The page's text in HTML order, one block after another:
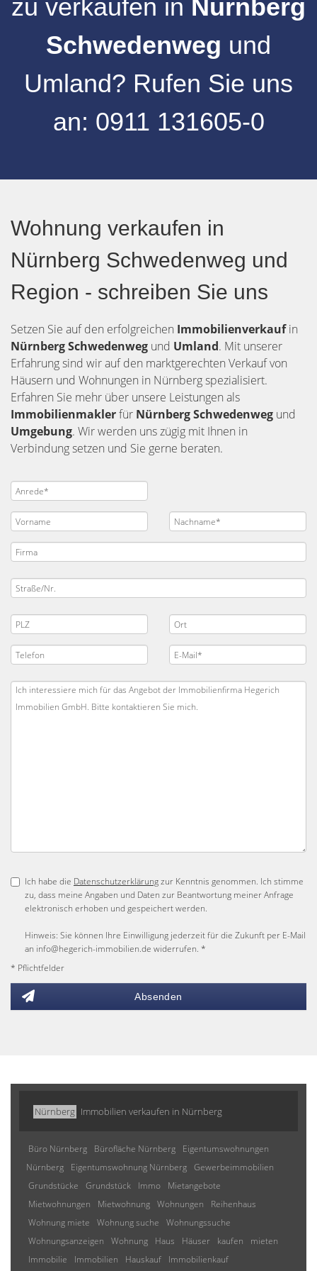
zu verkaufen in Nürnberg
Schwedenweg und
Umland? Rufen Sie uns
an: 0911 131605-0
Wohnung verkaufen in
Nürnberg Schwedenweg und
Region - schreiben Sie uns
Setzen Sie auf den erfolgreichen Immobilienverkaufin
NürnbergSchwedenweg und Umland. Mit unserer
Erfahrung sind wir auf den marktgerechten Verkauf von
Häusern und Wohnungen in Nürnberg spezialisiert.
Erfahren Sie mehr über unsere Leistungen als
Immobilienmaklerfür Nürnberg Schwedenweg und
Umgebung. Wir werden uns zügig mit Ihnen in
Verbindung setzen und Sie gerne beraten.
Ich habe die Datenschutzerklärungzur Kenntnis genommen. Ich stimme
zu, dass meine Angaben und Daten zur Beantwortung meiner Anfrage
elektronisch erhoben und gespeichert werden.
Hinweis: Sie können Ihre Einwilligung jederzeit für die Zukunft per E-Mail
an info@hegerich-immobilien.de widerrufen. *
* Pflichtfelder
Absenden
Nürnberg Immobilien verkaufen in Nürnberg
Büro Nürnberg Bürofläche Nürnberg
Eigentumswohnungen
Nürnberg
Eigentumswohnung Nürnberg Gewerbeimmobilien
Grundstücke
Grundstück Immo
Mietangebote
Mietwohnungen
Mietwohnung Wohnungen
Reihenhaus
Wohnung miete
Wohnung suche
Wohnungssuche
Wohnungsanzeigen
Wohnung Haus Häuser kaufen
mieten
Immobilie
Immobilien Hauskauf
Immobilienkauf